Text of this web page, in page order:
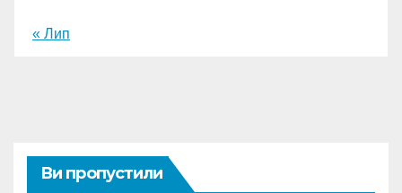
« Лип
Ви пропустили